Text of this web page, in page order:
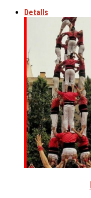
Detalls